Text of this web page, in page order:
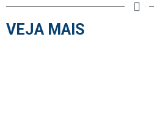
VEJA MAIS